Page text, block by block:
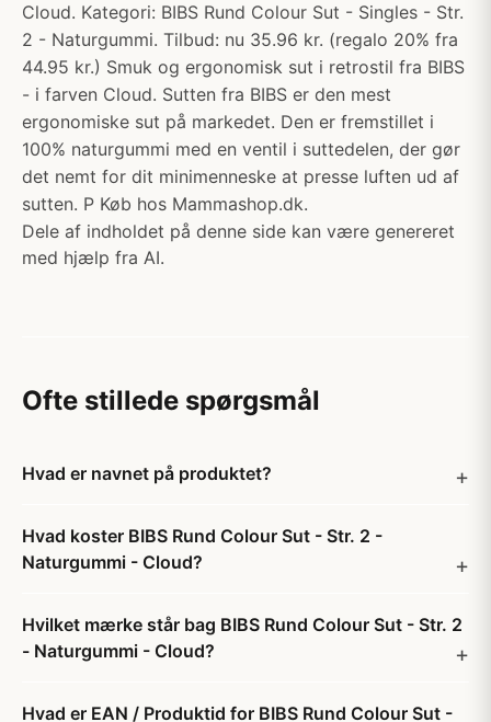
Cloud. Kategori: BIBS Rund Colour Sut - Singles - Str.
2 - Naturgummi. Tilbud: nu 35.96 kr. (regalo 20% fra
44.95 kr.) Smuk og ergonomisk sut i retrostil fra BIBS
- i farven Cloud. Sutten fra BIBS er den mest
ergonomiske sut på markedet. Den er fremstillet i
100% naturgummi med en ventil i suttedelen, der gør
det nemt for dit minimenneske at presse luften ud af
sutten. P Køb hos Mammashop.dk.
Dele af indholdet på denne side kan være genereret
med hjælp fra AI.
Ofte stillede spørgsmål
Hvad er navnet på produktet?
Hvad koster BIBS Rund Colour Sut - Str. 2 -
Naturgummi - Cloud?
Hvilket mærke står bag BIBS Rund Colour Sut - Str. 2
- Naturgummi - Cloud?
Hvad er EAN / Produktid for BIBS Rund Colour Sut -